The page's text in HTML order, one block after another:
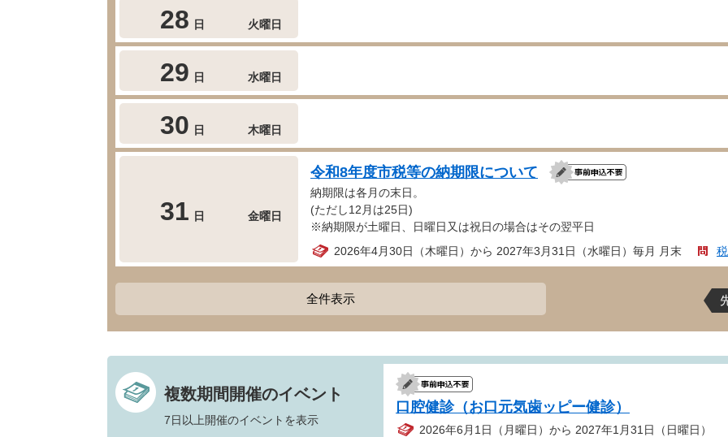
28 日 火曜日
29 日 水曜日
30 日 木曜日
31 日 金曜日
令和8年度市税等の納期限について
納期限は各月の末日。
(ただし12月は25日)
※納期限が土曜日、日曜日又は祝日の場合はその翌平日
2026年4月30日（木曜日）から 2027年3月31日（水曜日）毎月 月末
全件表示
複数期間開催のイベント
7日以上開催のイベントを表示
口腔健診（お口元気歯ッピー健診）
2026年6月1日（月曜日）から 2027年1月31日（日曜日）